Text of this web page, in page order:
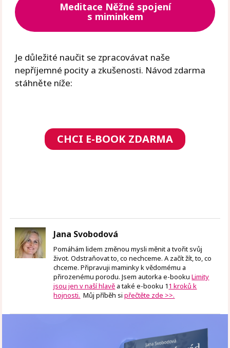
Meditace Něžné spojení
s miminkem
Je důležité naučit se zpracovávat naše
nepříjemné pocity a zkušenosti. Návod zdarma
stáhněte níže:
CHCI E-BOOK ZDARMA
Jana Svobodová
Pomáhám lidem změnou mysli měnit a tvořit svůj
život. Odstraňovat to, co nechceme. A začít žít, to, co
chceme. Připravuji maminky k vědomému a
přirozenému porodu. Jsem autorka e-bookuLimity
jsou jen v naší hlavě a také e-booku 11 kroků k
hojnosti. Můj příběh sipřečtěte zde >>.